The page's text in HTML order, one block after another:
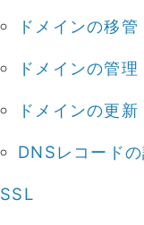
ドメインの移管
ドメインの管理
ドメインの更
DNSレコード
SSL